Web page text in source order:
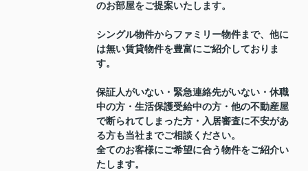
のお部屋をご提案いたします。
シングル物件からファミリー物件まで、他に
は無い賃貸物件を豊富にご紹介しておりま
す。
保証人がいない・緊急連絡先がいない・休職
中の方・生活保護受給中の方・他の不動産屋
で断られてしまった方・入居審査に不安があ
る方も当社までご相談ください。
全てのお客様にご希望に合う物件をご紹介い
たします。